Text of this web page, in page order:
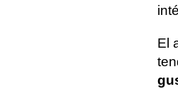
El